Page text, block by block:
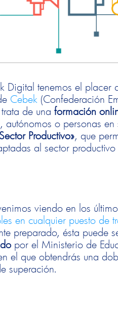
Digital tenemos el placer
Cebek (Confederación
de unaformación
autónomos o personas en
Productivo», que
al sector
viendo en los
en cualquier puesto de
preparado, ésta puede
por el Ministerio de
el que obtendrás una
superación.